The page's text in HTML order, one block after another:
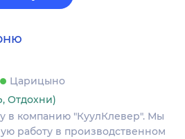
Царицыно
Отдохни)
в компанию "КуулКлевер". Мы
работу в производственном